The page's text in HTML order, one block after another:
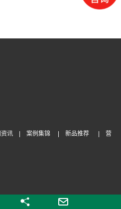
讯 | 案例集锦 | 新品推荐 |
营
京ICP备11017508号-1